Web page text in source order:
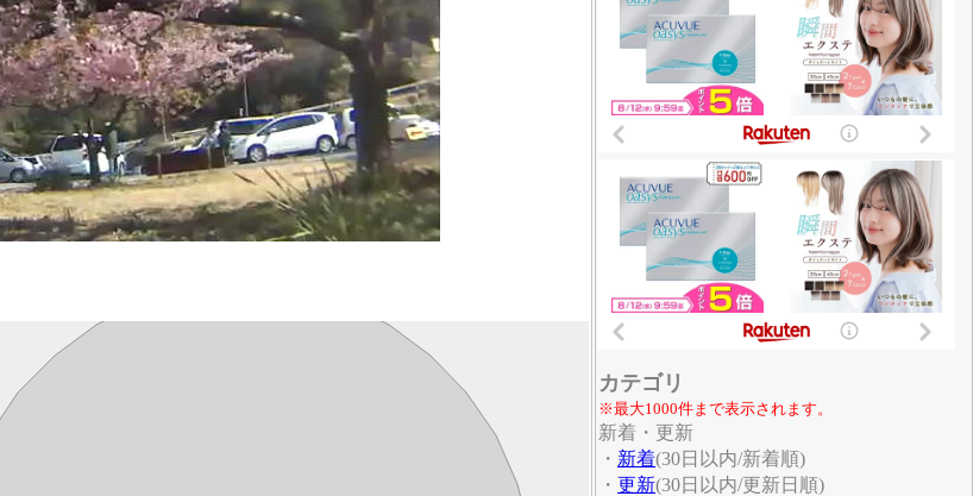
カテゴリ
※最大1000件まで表示されます。
新着・更新
・ 新着(30日以内/新着順)
・ 更新(30日以内/更新日順)